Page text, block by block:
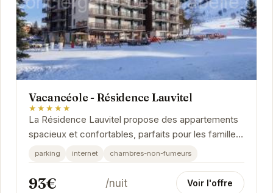
Vacancéole - Résidence Lauvitel
★★★★★
La Résidence Lauvitel propose des appartements
spacieux et confortables, parfaits pour les familles
et les groupes d'amis. Chaque appartement...
parking internet chambres-non-fumeurs
93€ /nuit Voir l'offre